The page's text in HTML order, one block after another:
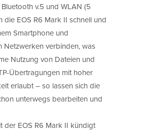
v.5 und WLAN (5
die EOS R6 Mark II schnell und
Smartphone und
Netzwerken verbinden, was
Nutzung von Dateien und
Übertragungen mit hoher
erlaubt – so lassen sich die
unterwegs bearbeiten und
der EOS R6 Mark II kündigt